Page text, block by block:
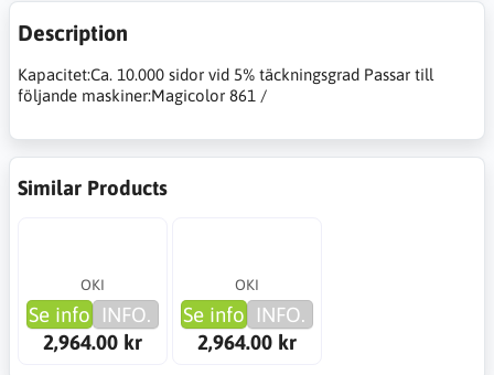
Description
Kapacitet:Ca. 10.000 sidor vid 5% täckningsgrad Passar till
följande maskiner:Magicolor 861 /
Similar Products
OKI
Se info INFO.
2,964.00 kr
OKI
Se info INFO.
2,964.00 kr